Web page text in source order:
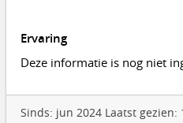
Ervaring
Deze informatie is nog niet
Sinds: jun 2024 Laatst